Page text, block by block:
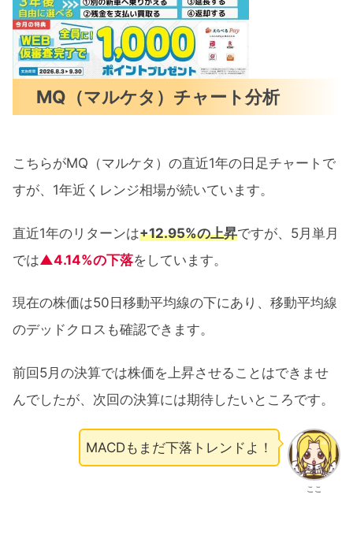
MQ（マルケタ）チャート分析
こちらがMQ（マルケタ）の直近1年の日足チャートで
すが、1年近くレンジ相場が続いています。
直近1年のリターンは+12.95%の上昇ですが、5月単月
では▲4.14%の下落をしています。
現在の株価は50日移動平均線の下にあり、移動平均線
のデッドクロスも確認できます。
前回5月の決算では株価を上昇させることはできませ
んでしたが、次回の決算には期待したいところです。
ここ
MACDもまだ下落トレンドよ！